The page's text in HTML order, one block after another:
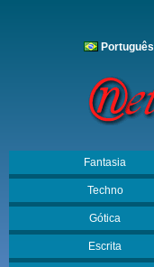
Português
Fantasia
Techno
Gótica
Escrita